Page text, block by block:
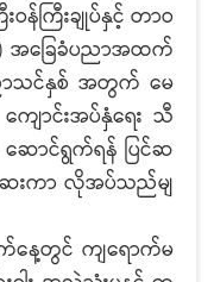
ဝန်ကြီးချုပ်နှင့် တာဝ
အခြေခံပညာအထက်
ညာသင်နှစ် အတွက် မေ
ောင်းအပ်နှံရေး သီ
ောင်ရွက်ရန် ပြင်ဆ
ေးကာ လိုအပ်သည်မျ
နေ့တွင် ကျရောက်မ